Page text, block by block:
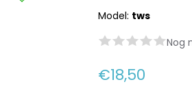
Model: tws
Nog
€18,50